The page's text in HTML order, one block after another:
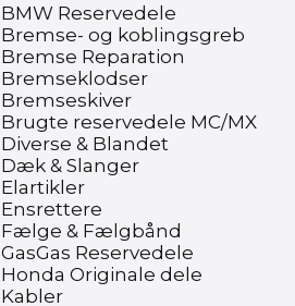
BMW Reservedele
Bremse- og koblingsgreb
Bremse Reparation
Bremseklodser
Bremseskiver
Brugte reservedele MC/MX
Diverse & Blandet
Dæk & Slanger
Elartikler
Ensrettere
Fælge & Fælgbånd
GasGas Reservedele
Honda Originale dele
Kabler